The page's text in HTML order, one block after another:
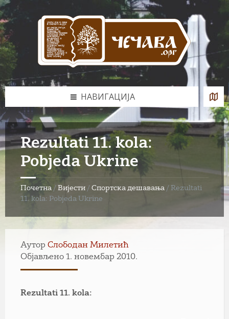
Skip
to
content
Skip
to
left
sidebar
Skip
to
footer
НАВИГАЦИЈА
Rezultati 11. kola:
Pobjeda Ukrine
Почетна / Вијести / Спортска дешавања / Rezultati
11. kola: Pobjeda Ukrine
Аутор Слободан Милетић
Објављено 1. новембар 2010.
Rezultati 11. kola: